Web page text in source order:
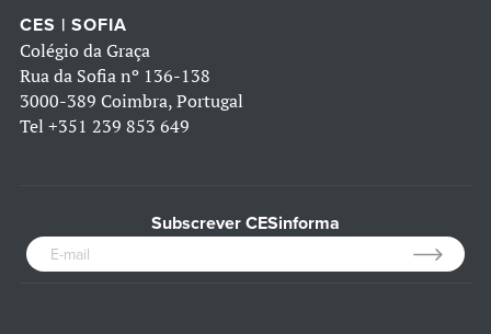
CES | SOFIA
Colégio da Graça
Rua da Sofia nº 136-138
3000-389 Coimbra, Portugal
Tel +351 239 853 649
Subscrever CESinforma